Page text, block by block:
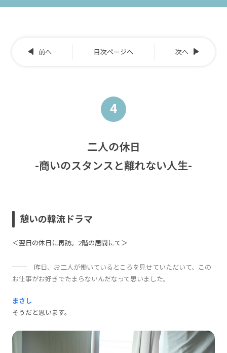
前へ 目次ページへ 次へ
4
二人の休日
-商いのスタンスと離れない人生-
憩いの韓流ドラマ
＜翌日の休日に再訪。2階の居間にて＞
昨日、お二人が働いているところを見せていただいて、この
お仕事がお好きでたまらないんだなって思いました。
まさし
そうだと思います。